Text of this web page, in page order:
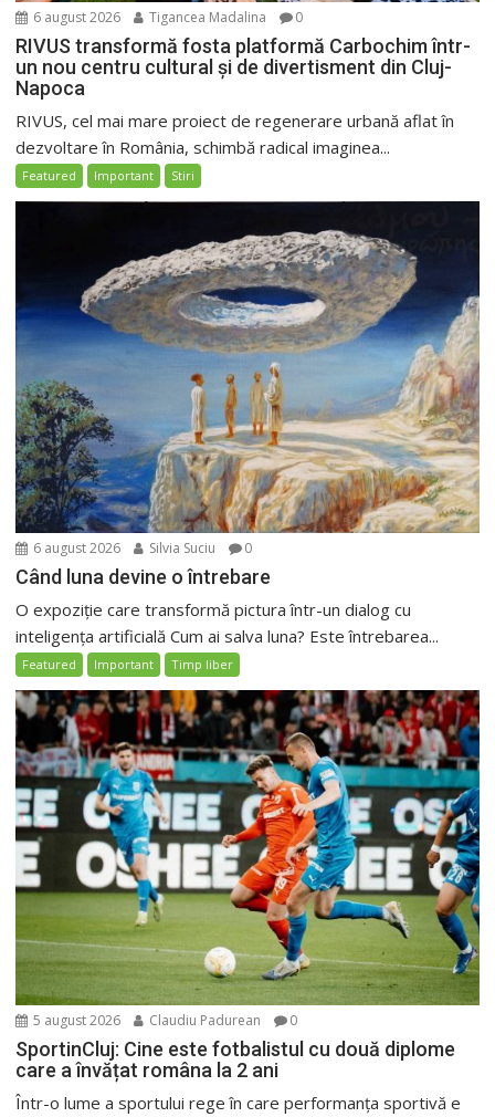
6 august 2026 Tigancea Madalina 0
RIVUS transformă fosta platformă Carbochim într-
un nou centru cultural și de divertisment din Cluj-
Napoca
RIVUS, cel mai mare proiect de regenerare urbană aflat în
dezvoltare în România, schimbă radical imaginea...
Featured Important Stiri
6 august 2026 Silvia Suciu 0
Când luna devine o întrebare
O expoziție care transformă pictura într-un dialog cu
inteligența artificială Cum ai salva luna? Este întrebarea...
Featured Important Timp liber
5 august 2026 Claudiu Padurean 0
SportinCluj: Cine este fotbalistul cu două diplome
care a învățat româna la 2 ani
Într-o lume a sportului rege în care performanța sportivă e